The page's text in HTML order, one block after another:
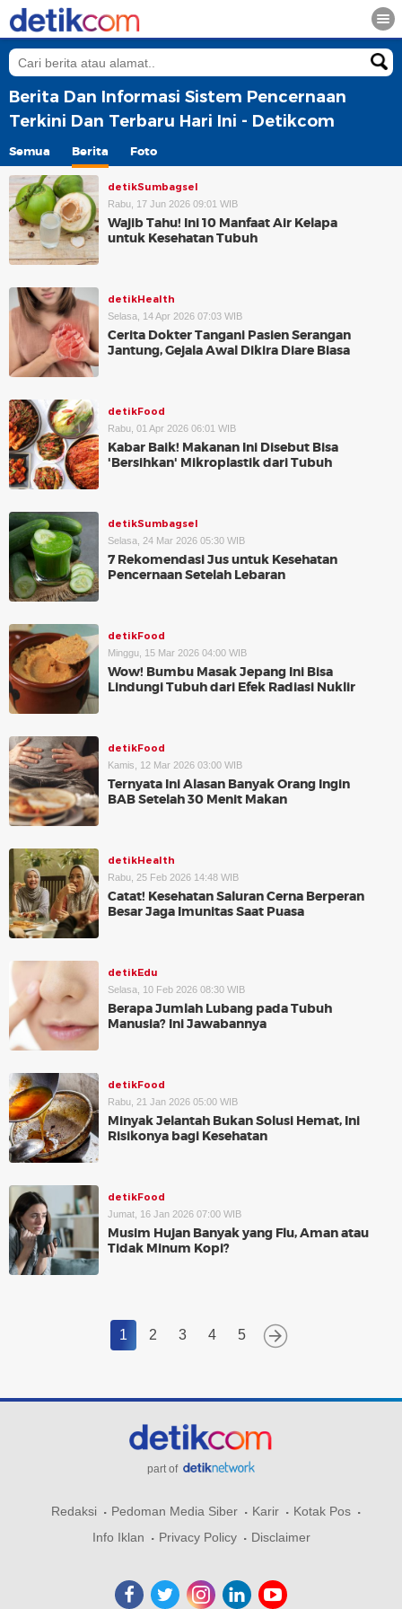
Berita Dan Informasi Sistem Pencernaan
Terkini Dan Terbaru Hari Ini - Detikcom
Semua Berita Foto
detikSumbagsel
Rabu, 17 Jun 2026 09:01 WIB
Wajib Tahu! Ini 10 Manfaat Air Kelapa
untuk Kesehatan Tubuh
detikHealth
Selasa, 14 Apr 2026 07:03 WIB
Cerita Dokter Tangani Pasien Serangan
Jantung, Gejala Awal Dikira Diare Biasa
detikFood
Rabu, 01 Apr 2026 06:01 WIB
Kabar Baik! Makanan Ini Disebut Bisa
'Bersihkan' Mikroplastik dari Tubuh
detikSumbagsel
Selasa, 24 Mar 2026 05:30 WIB
7 Rekomendasi Jus untuk Kesehatan
Pencernaan Setelah Lebaran
detikFood
Minggu, 15 Mar 2026 04:00 WIB
Wow! Bumbu Masak Jepang Ini Bisa
Lindungi Tubuh dari Efek Radiasi Nuklir
detikFood
Kamis, 12 Mar 2026 03:00 WIB
Ternyata Ini Alasan Banyak Orang Ingin
BAB Setelah 30 Menit Makan
detikHealth
Rabu, 25 Feb 2026 14:48 WIB
Catat! Kesehatan Saluran Cerna Berperan
Besar Jaga Imunitas Saat Puasa
detikEdu
Selasa, 10 Feb 2026 08:30 WIB
Berapa Jumlah Lubang pada Tubuh
Manusia? Ini Jawabannya
detikFood
Rabu, 21 Jan 2026 05:00 WIB
Minyak Jelantah Bukan Solusi Hemat, Ini
Risikonya bagi Kesehatan
detikFood
Jumat, 16 Jan 2026 07:00 WIB
Musim Hujan Banyak yang Flu, Aman atau
Tidak Minum Kopi?
1 2 3 4 5
part of
Redaksi Pedoman Media Siber Karir
Kotak Pos
Info Iklan
Privacy Policy Disclaimer